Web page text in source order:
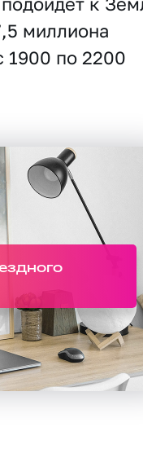
миллиона
1900 по 2200